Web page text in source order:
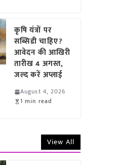
कृषि यंत्रों पर
सब्सिडी चाहिए?
आवेदन की आखिरी
तारीख 4 अगस्त,
जल्द करें अप्लाई
August 4, 2026
1 min read
View All